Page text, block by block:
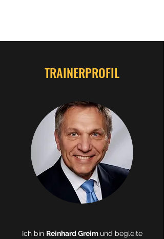
TRAINERPROFIL
Ich bin Reinhard Greim und begleite